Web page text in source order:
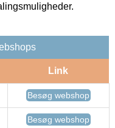
Link
Besøg webshop
Besøg webshop